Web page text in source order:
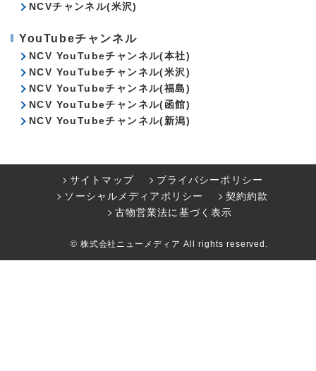
NCVチャンネル(米沢)
YouTubeチャンネル
NCV YouTubeチャンネル(本社)
NCV YouTubeチャンネル(米沢)
NCV YouTubeチャンネル(福島)
NCV YouTubeチャンネル(函館)
NCV YouTubeチャンネル(新潟)
サイトマップ
プライバシーポリシー
ソーシャルメディアポリシー
契約約款
古物営業法に基づく表示
© 株式会社ニューメディア All rights reserved.